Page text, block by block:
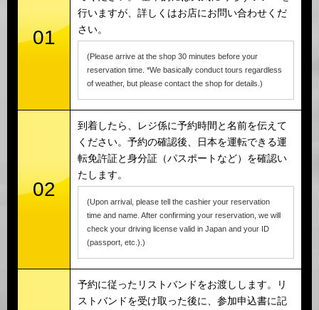
01
行いますが、詳しくはお店にお問い合わせくだ
さい。
(Please arrive at the shop 30 minutes before your
reservation time. *We basically conduct tours regardless
of weather, but please contact the shop for details.)
02
到着したら、レジ係に予約時間と名前を伝えて
ください。予約の確認後、日本を運転できる運
転免許証と身分証（パスポートなど）を確認い
たします。
(Upon arrival, please tell the cashier your reservation
time and name. After confirming your reservation, we will
check your driving license valid in Japan and your ID
(passport, etc.).)
予約に従ったリストバンドをお渡しします。リ
ストバンドを受け取った後に、参加申込書に記